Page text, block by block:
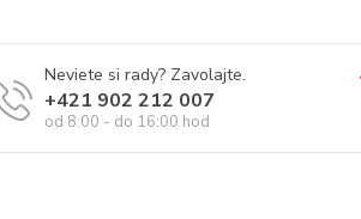
Neviete si rady? Zavolajte.
+421 902 212 007
od 8:00 - do 16:00 hod